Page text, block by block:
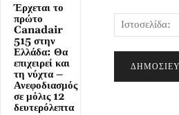
Έρχεται το
πρώτο
Canadair
515 στην
Ελλάδα: Θα
επιχειρεί και
τη νύχτα –
Ανεφοδιασμός
σε μόλις 12
δευτερόλεπτα